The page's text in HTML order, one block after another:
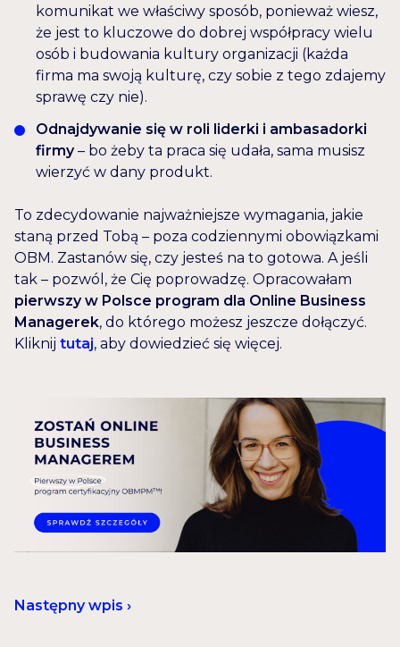
komunikat we właściwy sposób, ponieważ wiesz,
że jest to kluczowe do dobrej współpracy wielu
osób i budowania kultury organizacji (każda
firma ma swoją kulturę, czy sobie z tego zdajemy
sprawę czy nie).
Odnajdywanie się w roli liderki i ambasadorki
firmy– bo żeby ta praca się udała, sama musisz
wierzyć w dany produkt.
To zdecydowanie najważniejsze wymagania, jakie
staną przed Tobą – poza codziennymi obowiązkami
OBM. Zastanów się, czy jesteś na to gotowa. A jeśli
tak – pozwól, że Cię poprowadzę. Opracowałam
pierwszy w Polsce program dla Online Business
Managerek, do którego możesz jeszcze dołączyć.
Kliknij tutaj, aby dowiedzieć się więcej.
Następny wpis ›